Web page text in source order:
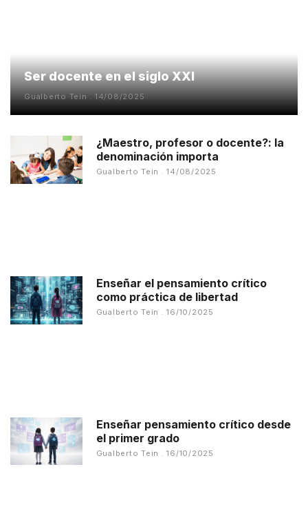
Ser docente en el siglo XXI
Gualberto Tein 14/08/2025
¿Maestro, profesor o docente?: la
denominación importa
Gualberto Tein 14/08/2025
Enseñar el pensamiento crítico
como práctica de libertad
Gualberto Tein 16/10/2025
Enseñar pensamiento crítico desde
el primer grado
Gualberto Tein 16/10/2025